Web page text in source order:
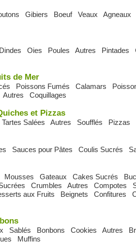
Gibiers Boeuf Veaux
Agneaux
Dindes Oies Poules Autres Pintades
de Mer
Poissons Fumés Calamars
Autres Coquillages
et Pizzas
Tartes Salées Autres Soufflés Pizzas
Sauces pour Pâtes Coulis Sucrés
Mousses Gateaux Cakes Sucrés
Crumbles Autres Compotes
aux Fruits Beignets Confitures
Sablés Bonbons Cookies Autres
Muffins